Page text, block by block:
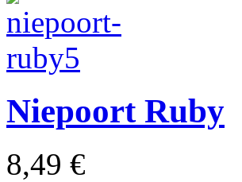
Niepoort Ruby
8,49 €